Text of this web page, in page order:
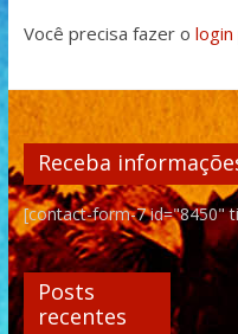
Você precisa fazer o login
Receba
[contact-form-7 id="8450"
Posts
recentes